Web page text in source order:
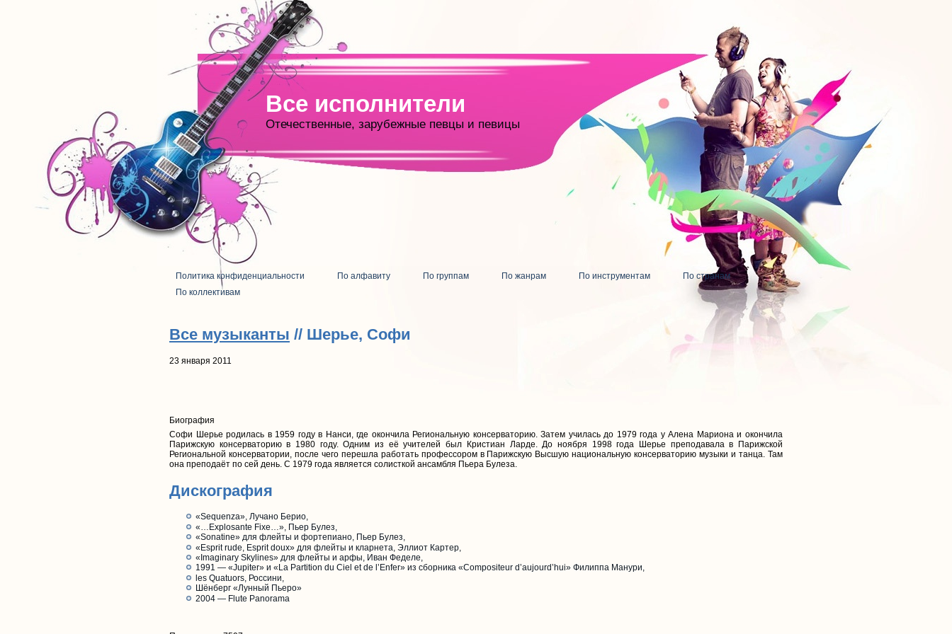
Все исполнители
Отечественные, зарубежные певцы и певицы
Политика конфиденциальности По алфавиту По группам По жанрам По инструментам
По странам
По коллективам
Все музыканты // Шерье, Софи
23 января 2011
Биография
Софи Шерье родилась в 1959 году в Нанси, где окончила Региональную консерваторию. Затем училась до 1979 года у Алена Мариона и окончила
Парижскую консерваторию в 1980 году. Одним из её учителей был Кристиан Ларде. До ноября 1998 года Шерье преподавала в Парижской
Региональной консерватории, после чего перешла работать профессором в Парижскую Высшую национальную консерваторию музыки и танца. Там
она преподаёт по сей день. С 1979 года является солисткой ансамбля Пьера Булеза.
Дискография
«Sequenza», Лучано Берио,
«…Explosante Fixe…», Пьер Булез,
«Sonatine» для флейты и фортепиано, Пьер Булез,
«Esprit rude, Esprit doux» для флейты и кларнета, Эллиот Картер,
«Imaginary Skylines» для флейты и арфы, Иван Феделе,
1991 — «Jupiter» и «La Partition du Ciel et de l’Enfer» из сборника «Compositeur d’aujourd’hui» Филиппа Манури,
les Quatuors, Россини,
Шёнберг «Лунный Пьеро»
2004 — Flute Panorama